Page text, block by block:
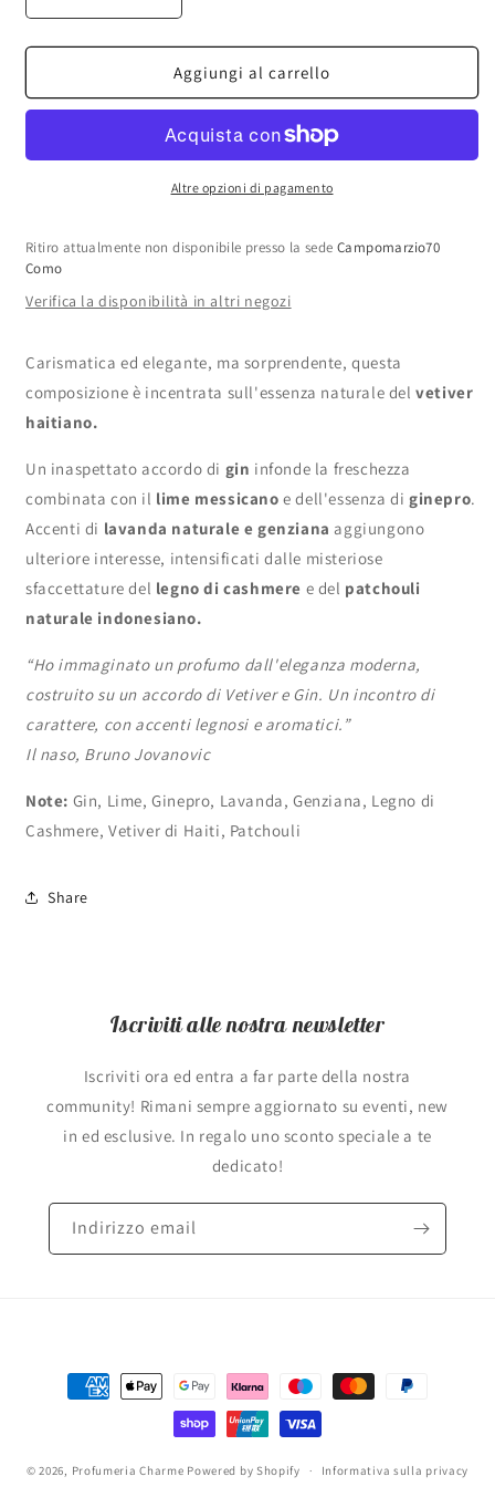
quantità
per
Parfums
Vetiver
quantità
per
Essential
Parfums
Mon
Vetiver
EDP
Aggiungi al carrello
Altre opzioni di pagamento
Ritiro attualmente non disponibile presso la sede Campomarzio70
Como
Verifica la disponibilità in altri negozi
Carismatica ed elegante, ma sorprendente, questa
composizione è incentrata sull'essenza naturale delvetiver
haitiano.
Un inaspettato accordo di gin infonde la freschezza
combinata con il lime messicano e dell'essenza diginepro.
Accenti di lavanda naturale e genzianaaggiungono
ulteriore interesse, intensificati dalle misteriose
sfaccettature del legno di cashmere e del patchouli
naturale indonesiano.
“Ho immaginato un profumo dall'eleganza moderna,
costruito su un accordo di Vetiver e Gin. Un incontro di
carattere, con accenti legnosi e aromatici.”
Il naso, Bruno Jovanovic
Note: Gin, Lime, Ginepro, Lavanda, Genziana, Legno di
Cashmere, Vetiver di Haiti, Patchouli
Share
Iscriviti alle nostra newsletter
Iscriviti ora ed entra a far parte della nostra
community! Rimani sempre aggiornato su eventi, new
in ed esclusive. In regalo uno sconto speciale a te
dedicato!
Indirizzo email
Metodi
© 2026, Profumeria Charme Powered by Shopify Informativa sulla privacy